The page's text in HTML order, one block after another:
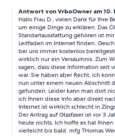
vorhanden;-). Die Verbindung
immer stabil.Ansonsten war
Umgebung herrlich.
Antwort von VrboOwner am 10.
Hallo Frau D., vielen Dank für Ihre
um einige Dinge zu erklären. Das
Standartausstattung gehören ist
Leitfaden im Internet finden.
bei uns immer kostenlos
wirklich nur ein Versäumnis. Zum
sagen, dass diese Information seit
war. Sie haben aber Recht, ich
nun unter einem neuen Abschnitt
gefunden. Leider kann man dort
ich Ihnen diese Info aber direkt
Internet ist wirklich schlecht in
Der Antrag auf Glasfaser ist vor 3
heute nichts. Ich hoffe es hat
vielleicht bis bald. mfg THomas